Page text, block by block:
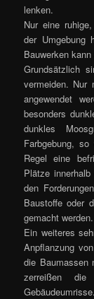
lenken.
Nur eine
der Umgebung
Bauwerken
Grundsätzlich
vermeiden. Nur
angewendet
besonders
dunkles
Farbgebung,
Regel eine
Plätze
den
Baustoffe oder
gemacht werden.
Ein weiteres
Anpflanzung
die Baumassen
zerreißen
Gebäudeumrisse.